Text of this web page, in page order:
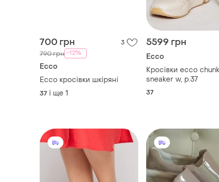
37 і ще 1
Ecco
Кросівки ecco chunky
sneaker w, р.37
37